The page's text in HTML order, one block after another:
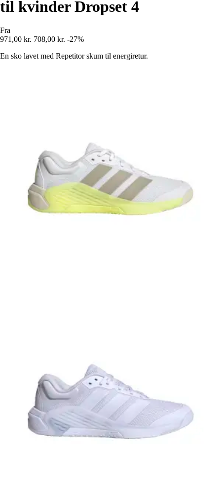
til kvinder Dropset 4
Fra
971,00 kr. 708,00 kr. -27%
En sko lavet med Repetitor skum til energiretur.